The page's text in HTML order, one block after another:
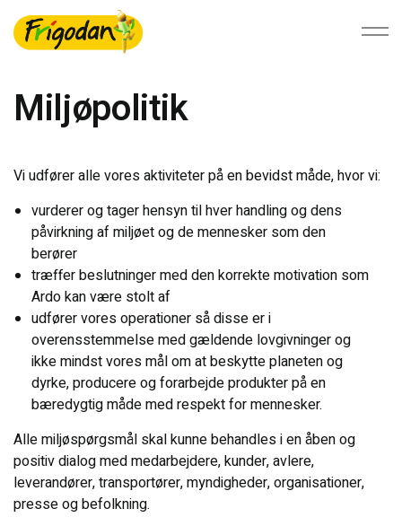
Bæredygtighed
Om Ardo NV
Kontakt os
Vores værdier
Miljø
Historie
Miljøpolitik
Vi udfører alle vores aktiviteter på en bevidst måde, hvor vi:
vurderer og tager hensyn til hver handling og dens
påvirkning af miljøet og de mennesker som den
berører
træffer beslutninger med den korrekte motivation som
Ardo kan være stolt af
udfører vores operationer så disse er i
overensstemmelse med gældende lovgivninger og
ikke mindst vores mål om at beskytte planeten og
dyrke, producere og forarbejde produkter på en
bæredygtig måde med respekt for mennesker.
Alle miljøspørgsmål skal kunne behandles i en åben og
positiv dialog med medarbejdere, kunder, avlere,
leverandører, transportører, myndigheder, organisationer,
presse og befolkning.